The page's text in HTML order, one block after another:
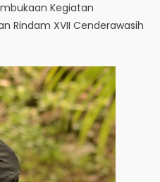
Kegiatan
Rindam XVII Cenderawasih